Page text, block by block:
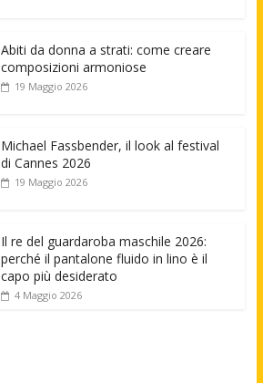
Abiti da donna a strati: come creare
composizioni armoniose
19 Maggio 2026
Michael Fassbender, il look al festival
di Cannes 2026
19 Maggio 2026
Il re del guardaroba maschile 2026:
perché il pantalone fluido in lino è il
capo più desiderato
4 Maggio 2026